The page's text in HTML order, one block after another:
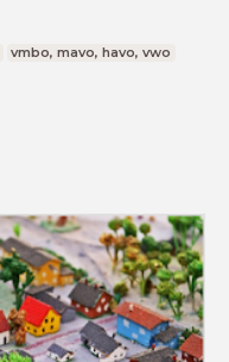
vmbo, mavo, havo, vwo